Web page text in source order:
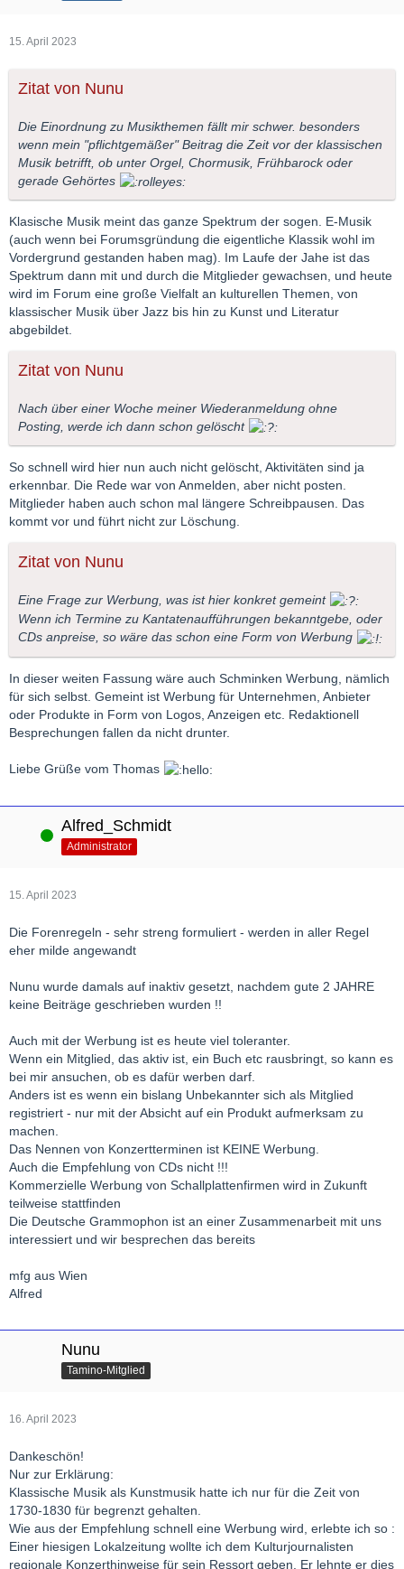
15. April 2023
Zitat von Nunu
Die Einordnung zu Musikthemen fällt mir schwer. besonders
wenn mein "pflichtgemäßer" Beitrag die Zeit vor der klassischen
Musik betrifft, ob unter Orgel, Chormusik, Frühbarock oder
gerade Gehörtes
Klasische Musik meint das ganze Spektrum der sogen. E-Musik
(auch wenn bei Forumsgründung die eigentliche Klassik wohl im
Vordergrund gestanden haben mag). Im Laufe der Jahe ist das
Spektrum dann mit und durch die Mitglieder gewachsen, und heute
wird im Forum eine große Vielfalt an kulturellen Themen, von
klassischer Musik über Jazz bis hin zu Kunst und Literatur
abgebildet.
Zitat von Nunu
Nach über einer Woche meiner Wiederanmeldung ohne
Posting, werde ich dann schon gelöscht
So schnell wird hier nun auch nicht gelöscht, Aktivitäten sind ja
erkennbar. Die Rede war von Anmelden, aber nicht posten.
Mitglieder haben auch schon mal längere Schreibpausen. Das
kommt vor und führt nicht zur Löschung.
Zitat von Nunu
Eine Frage zur Werbung, was ist hier konkret gemeint
Wenn ich Termine zu Kantatenaufführungen bekanntgebe, oder
CDs anpreise, so wäre das schon eine Form von Werbung
In dieser weiten Fassung wäre auch Schminken Werbung, nämlich
für sich selbst. Gemeint ist Werbung für Unternehmen, Anbieter
oder Produkte in Form von Logos, Anzeigen etc. Redaktionell
Besprechungen fallen da nicht drunter.
Liebe Grüße vom Thomas
Online Alfred_Schmidt
Administrator
15. April 2023
Die Forenregeln - sehr streng formuliert - werden in aller Regel
eher milde angewandt
Nunu wurde damals auf inaktiv gesetzt, nachdem gute 2 JAHRE
keine Beiträge geschrieben wurden !!
Auch mit der Werbung ist es heute viel toleranter.
Wenn ein Mitglied, das aktiv ist, ein Buch etc rausbringt, so kann es
bei mir ansuchen, ob es dafür werben darf.
Anders ist es wenn ein bislang Unbekannter sich als Mitglied
registriert - nur mit der Absicht auf ein Produkt aufmerksam zu
machen.
Das Nennen von Konzertterminen ist KEINE Werbung.
Auch die Empfehlung von CDs nicht !!!
Kommerzielle Werbung von Schallplattenfirmen wird in Zukunft
teilweise stattfinden
Die Deutsche Grammophon ist an einer Zusammenarbeit mit uns
interessiert und wir besprechen das bereits
mfg aus Wien
Alfred
Nunu
Tamino-Mitglied
16. April 2023
Dankeschön!
Nur zur Erklärung:
Klassische Musik als Kunstmusik hatte ich nur für die Zeit von
1730-1830 für begrenzt gehalten.
Wie aus der Empfehlung schnell eine Werbung wird, erlebte ich so :
Einer hiesigen Lokalzeitung wollte ich dem Kulturjournalisten
regionale Konzerthinweise für sein Ressort geben. Er lehnte er dies